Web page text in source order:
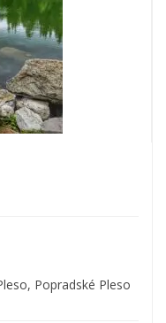
Popradské Pleso